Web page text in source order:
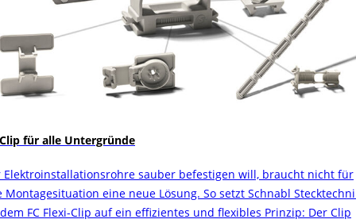
für alle Untergründe
Elektroinstallationsrohre sauber befestigen will, braucht nicht für
Montagesituation eine neue Lösung. So setzt Schnabl
FC Flexi-Clip auf ein effizientes und flexibles Prinzip: Der Clip